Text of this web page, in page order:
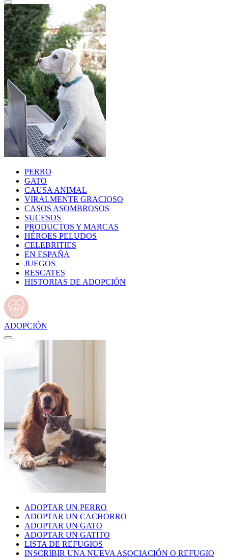
PERRO
GATO
CAUSA ANIMAL
VIRALMENTE GRACIOSO
CASOS ASOMBROSOS
SUCESOS
PRODUCTOS Y MARCAS
HÉROES PELUDOS
CELEBRITIES
EN ESPAÑA
JUEGOS
RESCATES
HISTORIAS DE ADOPCIÓN
ADOPCIÓN
ADOPTAR UN PERRO
ADOPTAR UN CACHORRO
ADOPTAR UN GATO
ADOPTAR UN GATITO
LISTA DE REFUGIOS
INSCRIBIR UNA NUEVA ASOCIACIÓN O REFUGIO